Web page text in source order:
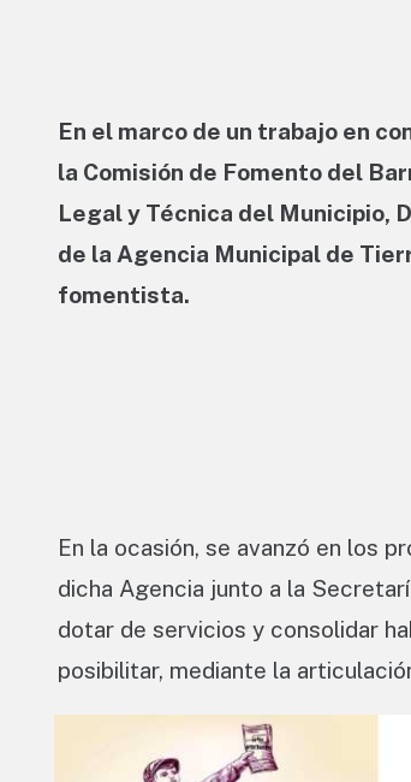
En el marco de un trabajo en
la Comisión de Fomento del
Legal y Técnica del Municipio,
de la Agencia Municipal de
fomentista.
En la ocasión, se avanzó en los
dicha Agencia junto a la
dotar de servicios y consolidar
posibilitar, mediante la